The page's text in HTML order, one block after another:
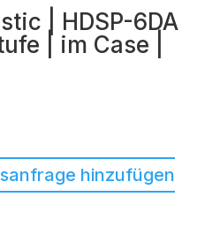
| HDSP-6DA
| im Case |
hinzufügen